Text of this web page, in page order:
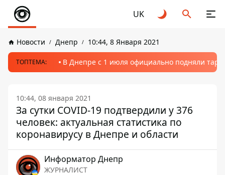
UK
Новости Днепр 10:44, 8 Января 2021
ТОПТЕМА: В Днепре с 1 июля официально подняли
10:44, 08 января 2021
За сутки COVID-19 подтвердили у 376
человек: актуальная статистика по
коронавирусу в Днепре и области
Информатор Днепр
ЖУРНАЛИСТ